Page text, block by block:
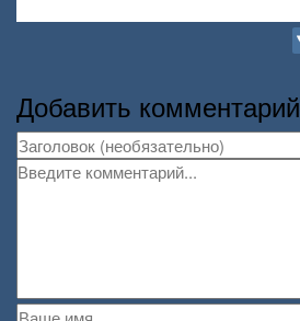
Добавить комментарий